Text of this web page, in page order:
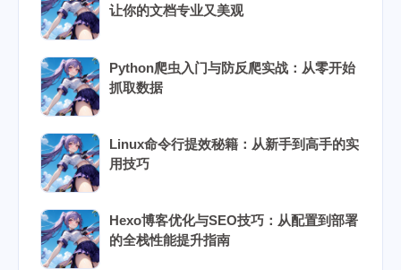
让你的文档专业又美观
Python爬虫入门与防反爬实战：从零开始
抓取数据
Linux命令行提效秘籍：从新手到高手的实
用技巧
Hexo博客优化与SEO技巧：从配置到部署
的全栈性能提升指南